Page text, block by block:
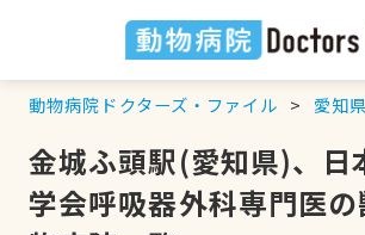
動物病院ドクターズ・ファイル 愛知県
金城ふ頭駅(愛知県)、日
学会呼吸器外科専門医